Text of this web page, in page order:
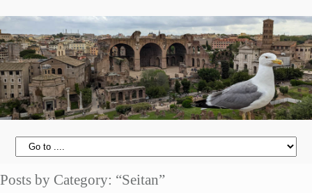
Posts by Category: “Seitan”